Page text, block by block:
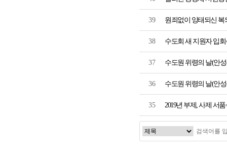
39 원죄없이 잉태되신
38 수도회 새 지원자 입
37 수도원 위령의 날(안
36 수도원 위령의 날(안
35 2019년 부제, 사제 서